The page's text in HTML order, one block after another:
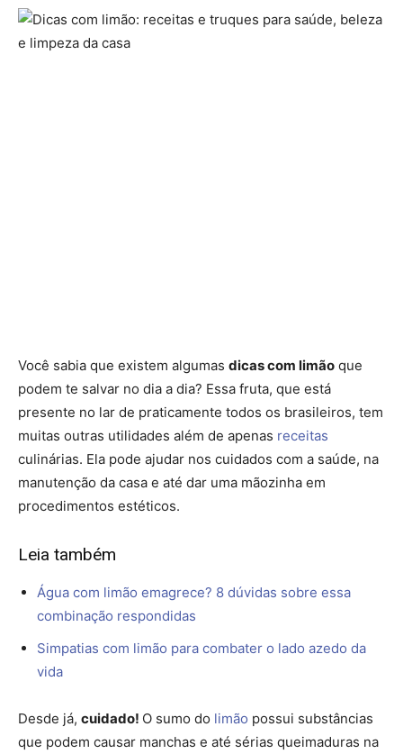
Você sabia que existem algumas dicas com limão que
podem te salvar no dia a dia? Essa fruta, que está
presente no lar de praticamente todos os brasileiros, tem
muitas outras utilidades além de apenas receitas
culinárias. Ela pode ajudar nos cuidados com a saúde, na
manutenção da casa e até dar uma mãozinha em
procedimentos estéticos.
Leia também
Água com limão emagrece? 8 dúvidas sobre essa
combinação respondidas
Simpatias com limão para combater o lado azedo da
vida
Desde já, cuidado! O sumo do limão possui substâncias
que podem causar manchas e até sérias queimaduras na